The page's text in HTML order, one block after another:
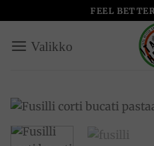
to
content
FEEL